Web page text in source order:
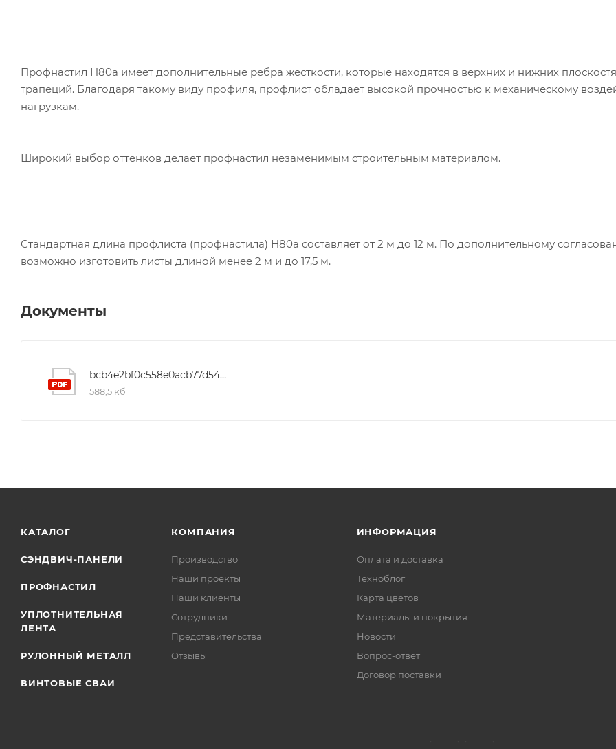
Профнастил Н80а имеет дополнительные ребра жесткости, которые находятся в верхних и нижних
трапеций. Благодаря такому виду профиля, профлист обладает высокой прочностью к механическому
нагрузкам.
Широкий выбор оттенков делает профнастил незаменимым строительным материалом.
Стандартная длина профлиста (профнастила) Н80а составляет от 2 м до 12 м. По дополнительному
возможно изготовить листы длиной менее 2 м и до 17,5 м.
Документы
bcb4e2bf0c558e0acb77d54e250d866c
588,5 кб
КАТАЛОГ
СЭНДВИЧ-ПАНЕЛИ
ПРОФНАСТИЛ
УПЛОТНИТЕЛЬНАЯ
ЛЕНТА
РУЛОННЫЙ МЕТАЛЛ
ВИНТОВЫЕ СВАИ
КОМПАНИЯ
Производство
Наши проекты
Наши клиенты
Сотрудники
Представительства
Отзывы
ИНФОРМАЦИЯ
Оплата и доставка
Техноблог
Карта цветов
Материалы и покрытия
Новости
Вопрос-ответ
Договор поставки